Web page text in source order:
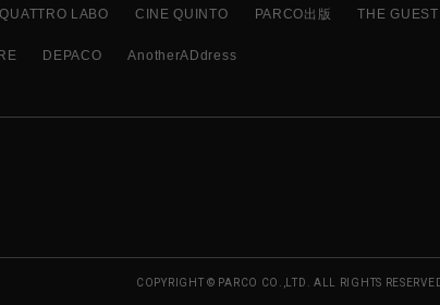
QUATTRO LABO CINE QUINTO PARCO出版 THE
DEPACO AnotherADdress
COPYRIGHT © PARCO CO.,LTD. ALL RIGHTS